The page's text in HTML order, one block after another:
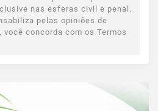
nas esferas civil e penal.
pelas opiniões de
concorda com os Termos